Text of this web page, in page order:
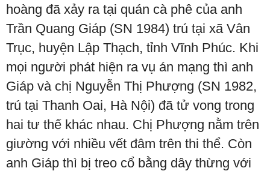
hoàng đã xảy ra tại quán cà phê của anh
Trần Quang Giáp (SN 1984) trú tại xã Vân
Trục, huyện Lập Thạch, tỉnh Vĩnh Phúc. Khi
mọi người phát hiện ra vụ án mạng thì anh
Giáp và chị Nguyễn Thị Phượng (SN 1982,
trú tại Thanh Oai, Hà Nội) đã tử vong trong
hai tư thế khác nhau. Chị Phượng nằm trên
giường với nhiều vết đâm trên thi thể. Còn
anh Giáp thì bị treo cổ bằng dây thừng với